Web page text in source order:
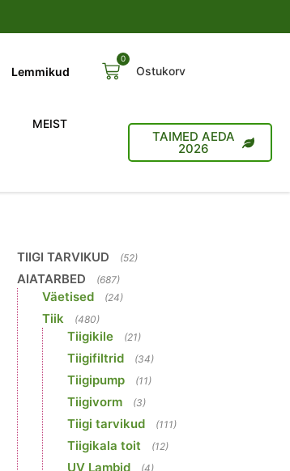
Lemmikud
0
Ostukorv
MEIST
TAIMED AEDA
2026
TIIGI TARVIKUD (52)
AIATARBED (687)
Väetised (24)
Tiik (480)
Tiigikile (21)
Tiigifiltrid (34)
Tiigipump (11)
Tiigivorm (3)
Tiigi tarvikud (111)
Tiigikala toit (12)
UV Lambid (4)